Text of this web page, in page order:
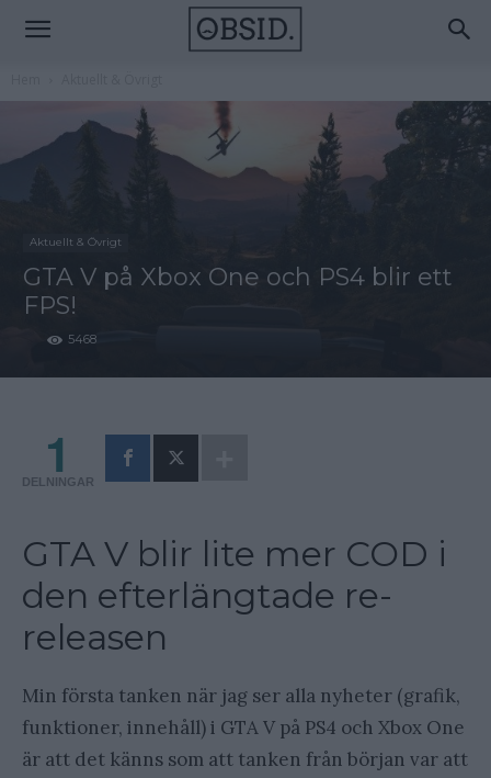
Aktuellt & Övrigt
GTA V på Xbox One och PS4 blir ett
FPS!
5468
1
DELNINGAR
GTA V blir lite mer COD i
den efterlängtade re-
releasen
Min första tanken när jag ser alla nyheter (grafik,
funktioner, innehåll) i GTA V på PS4 och Xbox One
är att det känns som att tanken från början var att